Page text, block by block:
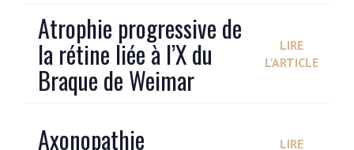
Atrophie progressive de
la rétine liée à l’X du
Braque de Weimar
LIRE
L'ARTICLE
Axonopathie LIRE